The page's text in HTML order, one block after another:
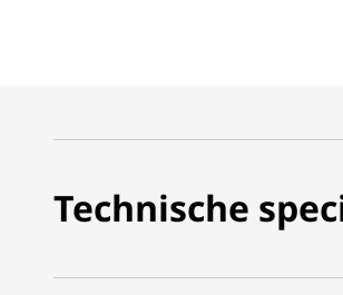
Technische